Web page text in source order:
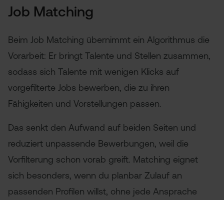
Job Matching
Beim Job Matching übernimmt ein Algorithmus die
Vorarbeit: Er bringt Talente und Stellen zusammen,
sodass sich Talente mit wenigen Klicks auf
vorgefilterte Jobs bewerben, die zu ihren
Fähigkeiten und Vorstellungen passen.
Das senkt den Aufwand auf beiden Seiten und
reduziert unpassende Bewerbungen, weil die
Vorfilterung schon vorab greift. Matching eignet
sich besonders, wenn du planbar Zulauf an
passenden Profilen willst, ohne jede Ansprache